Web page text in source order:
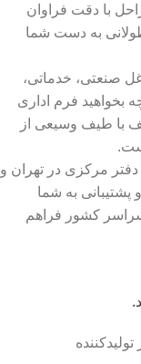
با دقت فراوان
طولانی به دست شما
صنعتی، خدماتی،
بخواهید فرم اداری
با طیف وسیعی از
دفتر مرکزی در تهران و
به شما
کشور فراهم